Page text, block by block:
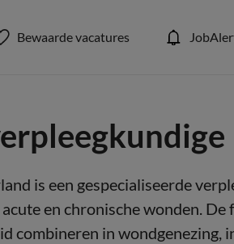
Bewaarde vacatures
is een gespecialiseerde
en chronische wonden.
combineren in wondgenezing,